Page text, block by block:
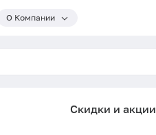
О Компании
Скидки и акции